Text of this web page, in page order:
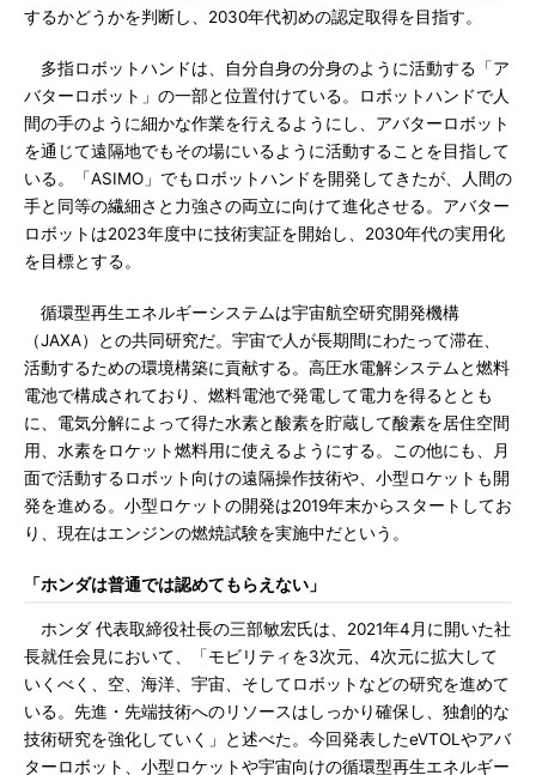
するかどうかを判断し、2030年代初めの認定取得を目指す。
多指ロボットハンドは、自分自身の分身のように活動する「ア
バターロボット」の一部と位置付けている。ロボットハンドで人
間の手のように細かな作業を行えるようにし、アバターロボット
を通じて遠隔地でもその場にいるように活動することを目指して
いる。「ASIMO」でもロボットハンドを開発してきたが、人間の
手と同等の繊細さと力強さの両立に向けて進化させる。アバター
ロボットは2023年度中に技術実証を開始し、2030年代の実用化
を目標とする。
循環型再生エネルギーシステムは宇宙航空研究開発機構
（JAXA）との共同研究だ。宇宙で人が長期間にわたって滞在、
活動するための環境構築に貢献する。高圧水電解システムと燃料
電池で構成されており、燃料電池で発電して電力を得るととも
に、電気分解によって得た水素と酸素を貯蔵して酸素を居住空間
用、水素をロケット燃料用に使えるようにする。この他にも、月
面で活動するロボット向けの遠隔操作技術や、小型ロケットも開
発を進める。小型ロケットの開発は2019年末からスタートしてお
り、現在はエンジンの燃焼試験を実施中だという。
「ホンダは普通では認めてもらえない」
ホンダ 代表取締役社長の三部敏宏氏は、2021年4月に開いた社
長就任会見において、「モビリティを3次元、4次元に拡大して
いくべく、空、海洋、宇宙、そしてロボットなどの研究を進めて
いる。先進・先端技術へのリソースはしっかり確保し、独創的な
技術研究を強化していく」と述べた。今回発表したeVTOLやアバ
ターロボット、小型ロケットや宇宙向けの循環型再生エネルギー